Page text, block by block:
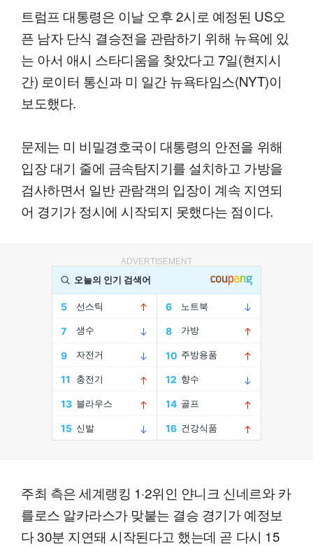
트럼프 대통령은 이날 오후 2시로 예정된 US오
픈 남자 단식 결승전을 관람하기 위해 뉴욕에 있
는 아서 애시 스타디움을 찾았다고 7일(현지시
간) 로이터 통신과 미 일간 뉴욕타임스(NYT)이
보도했다.
문제는 미 비밀경호국이 대통령의 안전을 위해
입장 대기 줄에 금속탐지기를 설치하고 가방을
검사하면서 일반 관람객의 입장이 계속 지연되
어 경기가 정시에 시작되지 못했다는 점이다.
ADVERTISEMENT
주최 측은 세계랭킹 1·2위인 얀니크 신네르와 카
를로스 알카라스가 맞붙는 결승 경기가 예정보
다 30분 지연돼 시작된다고 했는데 곧 다시 15